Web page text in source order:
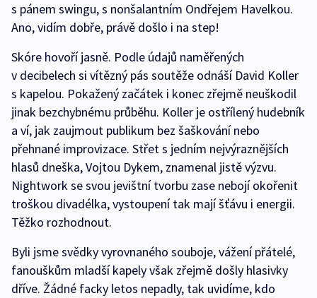
s pánem swingu, s nonšalantním Ondřejem Havelkou.
Ano, vidím dobře, právě došlo i na step!
Skóre hovoří jasně. Podle údajů naměřených
v decibelech si vítězný pás soutěže odnáší David Koller
s kapelou. Pokažený začátek i konec zřejmě neuškodil
jinak bezchybnému průběhu. Koller je ostřílený hudebník
a ví, jak zaujmout publikum bez šaškování nebo
přehnané improvizace. Střet s jedním nejvýraznějších
hlasů dneška, Vojtou Dykem, znamenal jistě výzvu.
Nightwork se svou jevištní tvorbu zase nebojí okořenit
troškou divadélka, vystoupení tak mají šťávu i energii.
Těžko rozhodnout.
Byli jsme svědky vyrovnaného souboje, vážení přátelé,
fanouškům mladší kapely však zřejmě došly hlasivky
dříve. Žádné facky letos nepadly, tak uvidíme, kdo